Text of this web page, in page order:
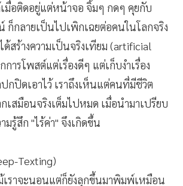
มื่อติดอยู่แต่หน้าจอ จิ้มๆ กดๆ คุยกับ
ก็กลายเป็นไปเพิกเฉยต่อคนในโลกจริง
สร้างความเป็นจริงเทียม (artificial
ารโพสต์แต่เรื่องดีๆ แต่เก็บงำเรื่อง
กปิดเอาไว้ เราถึงเห็นแต่คนที่มีชีวิต
สมือนจริงเต็มไปหมด เมื่อนำมาเปรียบ
มรู้สึก "ไร้ค่า" จึงเกิดขึ้น
Texting)
เราจะนอนแต่ก็ยังลุกขึ้นมาพิมพ์เหมือน